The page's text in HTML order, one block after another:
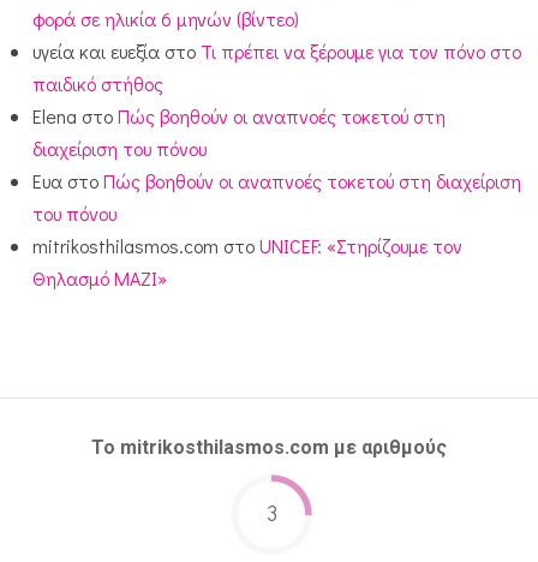
φορά σε ηλικία 6 μηνών (βίντεο)
υγεία και ευεξία στο Τι πρέπει να ξέρουμε για τον πόνο στο
παιδικό στήθος
Elena στοΠώς βοηθούν οι αναπνοές τοκετού στη
διαχείριση του πόνου
Ευα στοΠώς βοηθούν οι αναπνοές τοκετού στη διαχείριση
του πόνου
mitrikosthilasmos.com στοUNICEF: «Στηρίζουμε τον
Θηλασμό ΜΑΖΙ»
Το mitrikosthilasmos.com με αριθμούς
3